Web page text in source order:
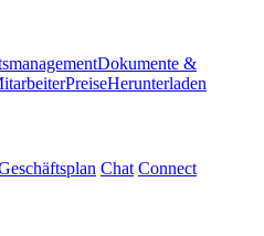
Dokumente &
PreiseHerunterladen
Chat Connect